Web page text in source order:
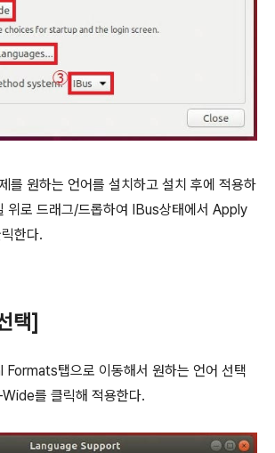
를 원하는 언어를 설치하고 설치 후에 적용하
위로 드래그/드롭하여 IBus상태에서 Apply
한다.
택]
Formats탭으로 이동해서 원하는 언어 선택
를 클릭해 적용한다.